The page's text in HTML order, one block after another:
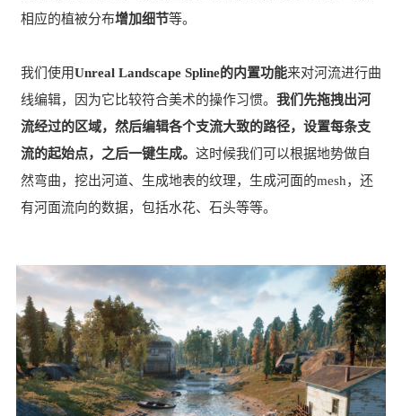
相应的植被分布增加细节等。
我们使用Unreal Landscape Spline的内置功能来对河流进行曲
线编辑，因为它比较符合美术的操作习惯。 我们先拖拽出河
流经过的区域，然后编辑各个支流大致的路径，设置每条支
流的起始点，之后一键生成。 这时候我们可以根据地势做自
然弯曲，挖出河道、生成地表的纹理，生成河面的mesh，还
有河面流向的数据，包括水花、石头等等。